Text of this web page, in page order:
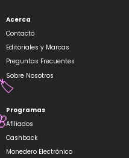
Acerca
Contacto
Editoriales y Marcas
Preguntas Frecuentes
Sobre Nosotros
Programas
Afiliados
Cashback
Monedero Electrónico
🏷️